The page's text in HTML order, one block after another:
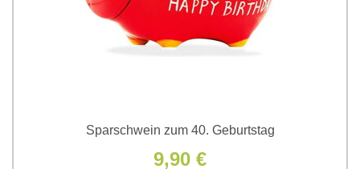
Sparschwein zum 40. Geburtstag
9,90 €